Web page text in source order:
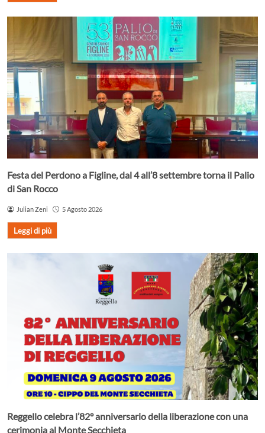
Festa del Perdono a Figline, dal 4 all’8 settembre torna il Palio
di San Rocco
Julian Zeni 5 Agosto 2026
Leggi di più
Reggello celebra l’82° anniversario della liberazione con una
cerimonia al Monte Secchieta